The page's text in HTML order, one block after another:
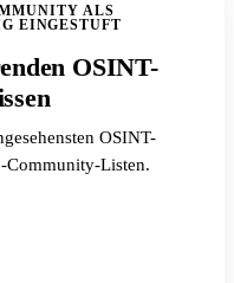
ALS
EINGESTUFT
OSINT-
OSINT-
Community-Listen.